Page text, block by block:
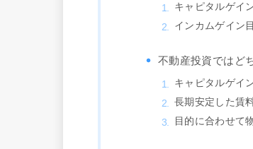
キャピタルゲイ
インカムゲイン
不動産投資ではど
キャピタルゲイ
長期安定した賃
目的に合わせて